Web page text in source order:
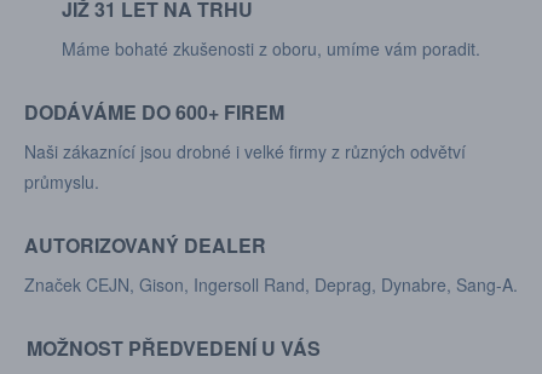
JIŽ 31 LET NA TRHU
Máme bohaté zkušenosti z oboru, umíme vám poradit.
DODÁVÁME DO 600+ FIREM
Naši zákaznící jsou drobné i velké firmy z různých odvětví
průmyslu.
AUTORIZOVANÝ DEALER
Značek CEJN, Gison, Ingersoll Rand, Deprag, Dynabre, Sang-A.
MOŽNOST PŘEDVEDENÍ U VÁS